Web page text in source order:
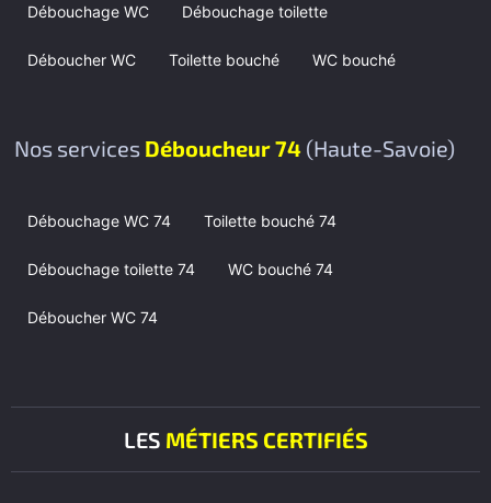
Débouchage WC Débouchage toilette
Déboucher WC Toilette bouché WC bouché
Nos services Déboucheur 74 (Haute-Savoie)
Débouchage WC 74 Toilette bouché 74
Débouchage toilette 74 WC bouché 74
Déboucher WC 74
LES MÉTIERS CERTIFIÉS